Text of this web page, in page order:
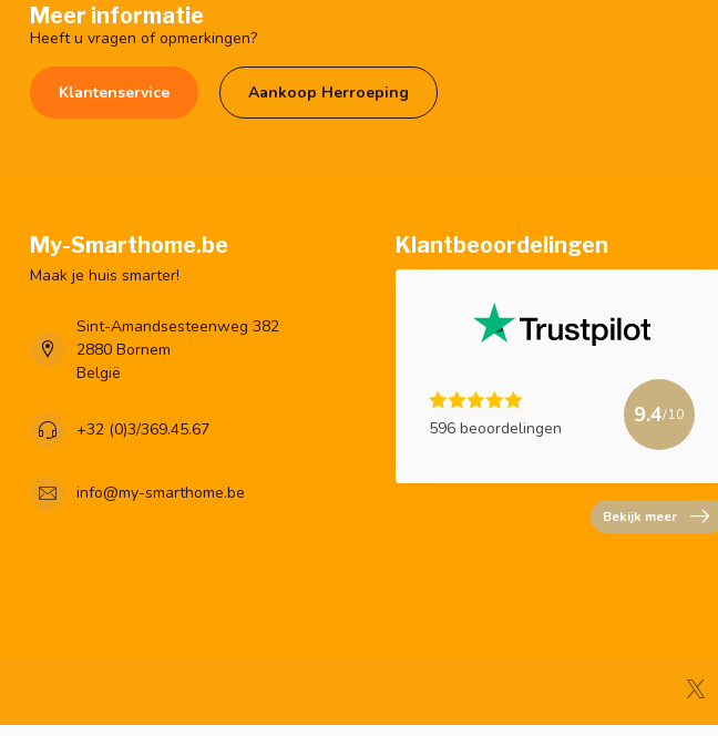
Meer informatie
Heeft u vragen of opmerkingen?
Klantenservice Aankoop Herroeping
My-Smarthome.be
Maak je huis smarter!
Sint-Amandsesteenweg 382
2880 Bornem
België
+32 (0)3/369.45.67
info@my-smarthome.be
Klantbeoordelingen
596 beoordelingen
9.4/10
Bekijk meer